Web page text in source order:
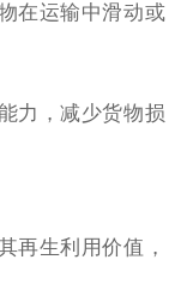
在运输中滑动或
力，减少货物损
再生利用价值，